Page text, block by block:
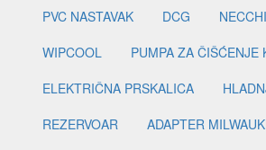
PVC NASTAVAK
DCG NECCHI
WIPCOOL
PUMPA ZA ČIŠĆENJE
ELEKTRIČNA PRSKALICA
REZERVOAR
ADAPTER